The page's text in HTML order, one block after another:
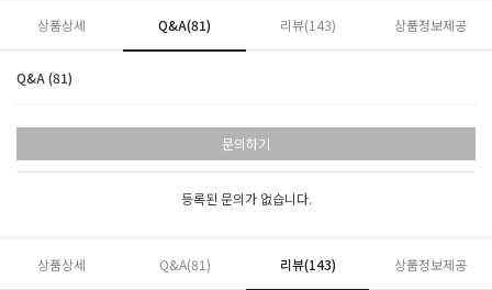
상품상세 Q&A(81) 리뷰(143) 상품정보제공
Q&A (81)
문의하기
등록된 문의가 없습니다.
상품상세 Q&A(81) 리뷰(143) 상품정보제공